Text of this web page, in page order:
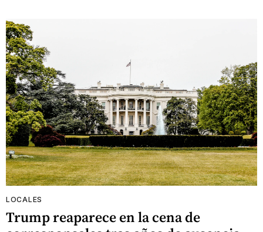
LOCALES
Trump reaparece en la cena de